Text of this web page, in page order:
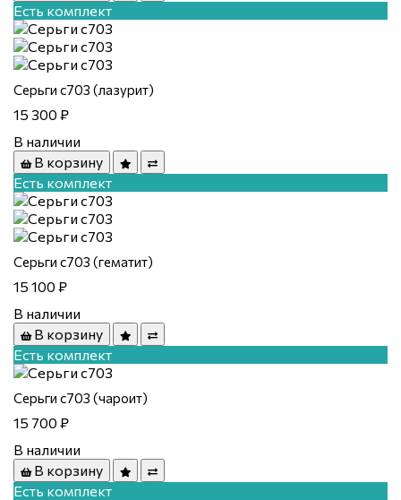
Есть комплект
Серьги с703 (лазурит)
15 300 ₽
В наличии
В корзину
Есть комплект
Серьги с703 (гематит)
15 100 ₽
В наличии
В корзину
Есть комплект
Серьги с703 (чароит)
15 700 ₽
В наличии
В корзину
Есть комплект